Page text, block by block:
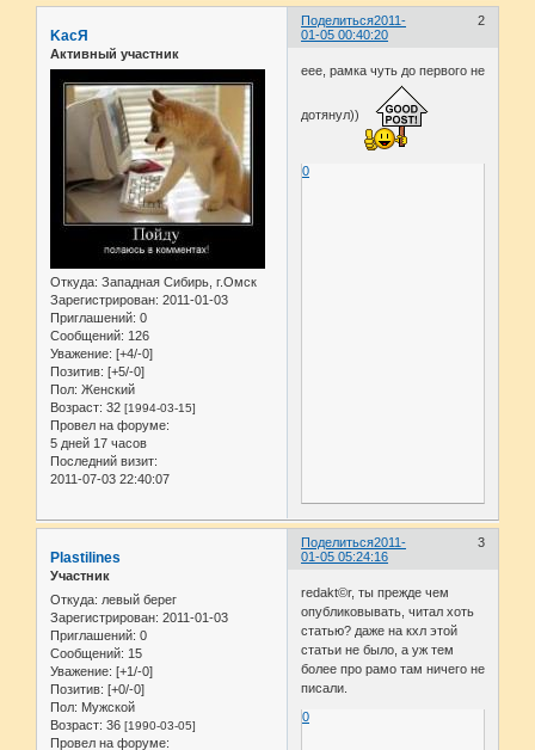
Поделиться 2
2011-
01-05 00:40:20
KасЯ
Активный участник
Откуда: Западная Сибирь, г.Омск
Зарегистрирован: 2011-01-03
Приглашений: 0
Сообщений: 126
Уважение: [+4/-0]
Позитив: [+5/-0]
Пол: Женский
Возраст: 32 [1994-03-15]
Провел на форуме:
5 дней 17 часов
Последний визит:
2011-07-03 22:40:07
еее, рамка чуть до первого не
дотянул))
0
Поделиться 3
2011-
01-05 05:24:16
Plastilines
Участник
Откуда: левый берег
Зарегистрирован: 2011-01-03
Приглашений: 0
Сообщений: 15
Уважение: [+1/-0]
Позитив: [+0/-0]
Пол: Мужской
Возраст: 36 [1990-03-05]
Провел на форуме:
redakt©r, ты прежде чем
опубликовывать, читал хоть
статью? даже на кхл этой
статьи не было, а уж тем
более про рамо там ничего не
писали.
0